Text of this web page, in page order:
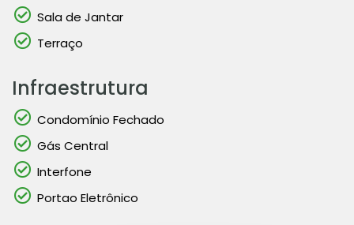
Sala de Jantar
Terraço
Infraestrutura
Condomínio Fechado
Gás Central
Interfone
Portao Eletrônico